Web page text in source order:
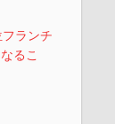
ランチ
るこ